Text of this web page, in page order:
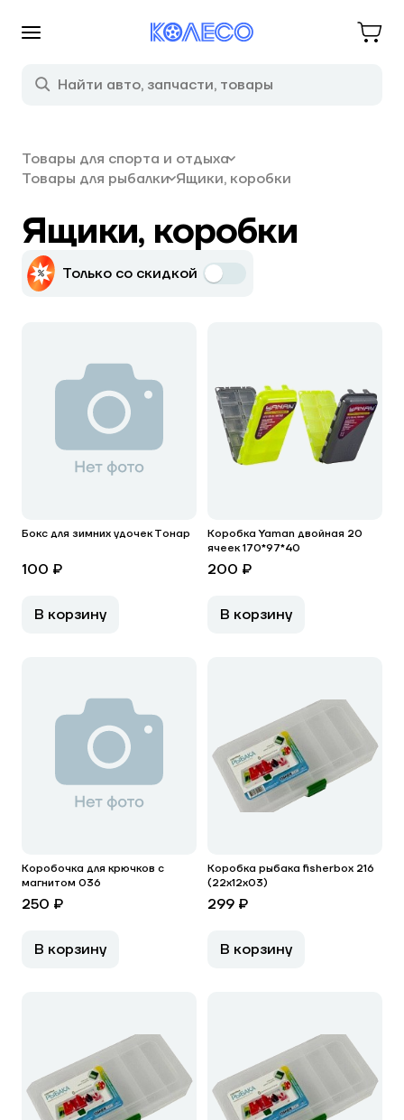
Товары для спорта и отдыха
Товары для рыбалки Ящики, коробки
Ящики, коробки
Только со скидкой
Бокс для зимних удочек Тонар
100 ₽
В корзину
Коробка Yaman двойная 20
ячеек 170*97*40
200 ₽
В корзину
Коробочка для крючков с
магнитом 036
250 ₽
В корзину
Коробка рыбака fisherbox 216
(22х12х03)
299 ₽
В корзину